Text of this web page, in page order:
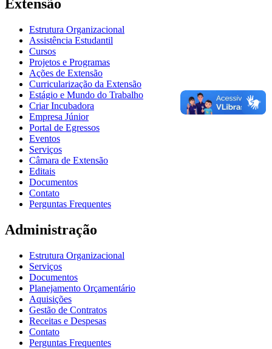
Extensão
Estrutura Organizacional
Assistência Estudantil
Cursos
Projetos e Programas
Ações de Extensão
Curricularização da Extensão
Estágio e Mundo do Trabalho
Criar Incubadora
Empresa Júnior
Portal de Egressos
Eventos
Serviços
Câmara de Extensão
Editais
Documentos
Contato
Perguntas Frequentes
Administração
Estrutura Organizacional
Serviços
Documentos
Planejamento Orçamentário
Aquisições
Gestão de Contratos
Receitas e Despesas
Contato
Perguntas Frequentes